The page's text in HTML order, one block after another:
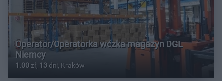
Operator/Operatorka wózka magazyn DGL
Niemcy
1.00 zł, 13 dni, Kraków